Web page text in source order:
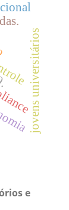
jovens universitários
e